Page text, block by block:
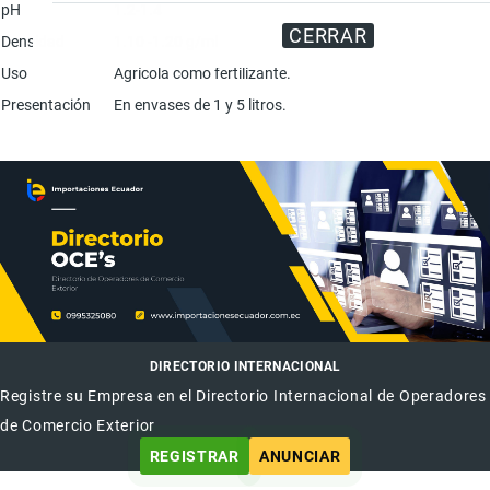
CERRAR
pH
Densidad
Uso
Agrícola como fertilizante.
Presentación
En envases de 1 y 5 litros.
DIRECTORIO INTERNACIONAL
Registre su Empresa en el Directorio Internacional de Operadores
de Comercio Exterior
REGISTRAR
ANUNCIAR